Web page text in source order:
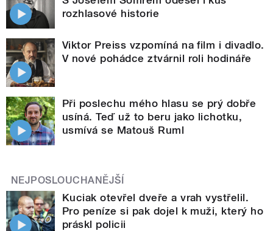
rozhlasové historie
Viktor Preiss vzpomíná na film i divadlo.
V nové pohádce ztvárnil roli hodináře
Při poslechu mého hlasu se prý dobře
usíná. Teď už to beru jako lichotku,
usmívá se Matouš Ruml
NEJPOSLOUCHANĚJŠÍ
Kuciak otevřel dveře a vrah vystřelil.
Pro peníze si pak dojel k muži, který ho
práskl policii